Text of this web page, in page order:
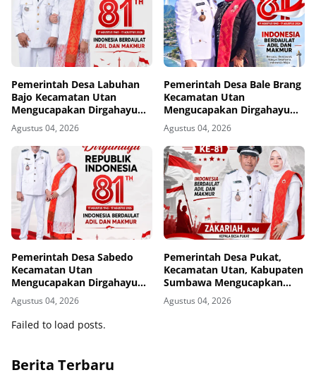
Pemerintah Desa Labuhan
Bajo Kecamatan Utan
Mengucapakan Dirgahayu
Republik Indonesia ke-81
Agustus 04, 2026
Pemerintah Desa Bale Brang
Kecamatan Utan
Mengucapakan Dirgahayu
Republik Indonesia ke-81
Agustus 04, 2026
Pemerintah Desa Sabedo
Kecamatan Utan
Mengucapakan Dirgahayu
Republik Indonesia ke-81
Agustus 04, 2026
Pemerintah Desa Pukat,
Kecamatan Utan, Kabupaten
Sumbawa Mengucapkan
Dirgahayu Republik
Indonesia ke-81
Agustus 04, 2026
Failed to load posts.
Berita Terbaru